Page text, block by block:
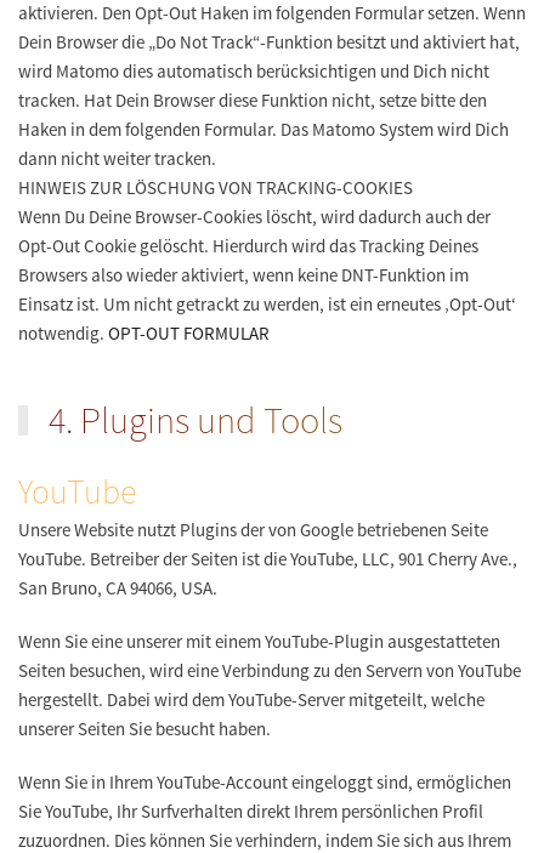
aktivieren. Den Opt-Out Haken im folgenden Formular setzen. Wenn
Dein Browser die „Do Not Track“-Funktion besitzt und aktiviert hat,
wird Matomo dies automatisch berücksichtigen und Dich nicht
tracken. Hat Dein Browser diese Funktion nicht, setze bitte den
Haken in dem folgenden Formular. Das Matomo System wird Dich
dann nicht weiter tracken.
HINWEIS ZUR LÖSCHUNG VON TRACKING-COOKIES
Wenn Du Deine Browser-Cookies löscht, wird dadurch auch der
Opt-Out Cookie gelöscht. Hierdurch wird das Tracking Deines
Browsers also wieder aktiviert, wenn keine DNT-Funktion im
Einsatz ist. Um nicht getrackt zu werden, ist ein erneutes ‚Opt-Out‘
notwendig. OPT-OUT FORMULAR
4. Plugins und Tools
YouTube
Unsere Website nutzt Plugins der von Google betriebenen Seite
YouTube. Betreiber der Seiten ist die YouTube, LLC, 901 Cherry Ave.,
San Bruno, CA 94066, USA.
Wenn Sie eine unserer mit einem YouTube-Plugin ausgestatteten
Seiten besuchen, wird eine Verbindung zu den Servern von YouTube
hergestellt. Dabei wird dem YouTube-Server mitgeteilt, welche
unserer Seiten Sie besucht haben.
Wenn Sie in Ihrem YouTube-Account eingeloggt sind, ermöglichen
Sie YouTube, Ihr Surfverhalten direkt Ihrem persönlichen Profil
zuzuordnen. Dies können Sie verhindern, indem Sie sich aus Ihrem